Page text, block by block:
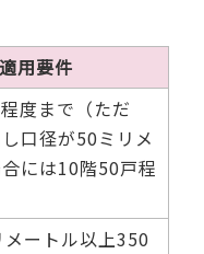
適用要件
度まで（ただ
口径が50ミリメ
には10階50戸程
ートル以上350